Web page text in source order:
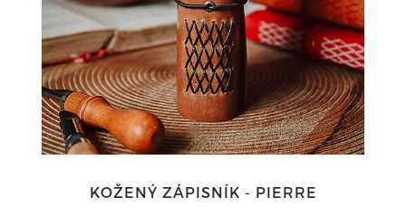
KOŽENÝ ZÁPISNÍK - PIERRE